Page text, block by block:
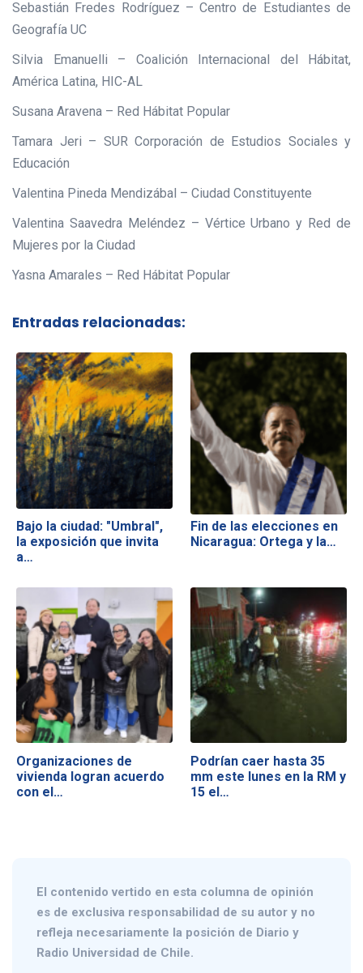
Sebastián Fredes Rodríguez – Centro de Estudiantes de
Geografía UC
Silvia Emanuelli – Coalición Internacional del Hábitat,
América Latina, HIC-AL
Susana Aravena – Red Hábitat Popular
Tamara Jeri – SUR Corporación de Estudios Sociales y
Educación
Valentina Pineda Mendizábal – Ciudad Constituyente
Valentina Saavedra Meléndez – Vértice Urbano y Red de
Mujeres por la Ciudad
Yasna Amarales – Red Hábitat Popular
Entradas relacionadas:
Bajo la ciudad: "Umbral",
la exposición que invita
a…
Fin de las elecciones en
Nicaragua: Ortega y la…
Organizaciones de
vivienda logran acuerdo
con el…
Podrían caer hasta 35
mm este lunes en la RM y
15 el…
El contenido vertido en esta columna de opinión
es de exclusiva responsabilidad de su autor y no
refleja necesariamente la posición de Diario y
Radio Universidad de Chile.